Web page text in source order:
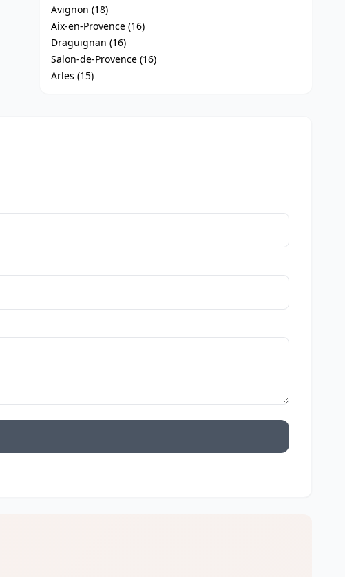
Avignon (18)
Aix-en-Provence (16)
Draguignan (16)
Salon-de-Provence (16)
Arles (15)